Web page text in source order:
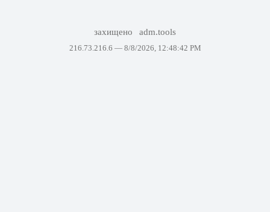
захищено adm.tools
216.73.216.6 — 8/8/2026, 12:48:42 PM